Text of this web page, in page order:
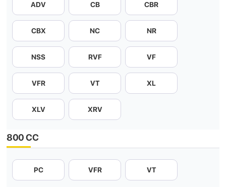
ADV CB CBR
CBX NC NR
NSS RVF VF
VFR VT XL
XLV XRV
800 CC
PC VFR VT